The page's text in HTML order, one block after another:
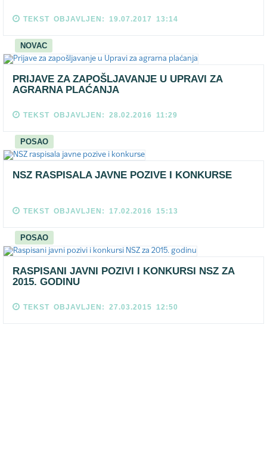
TEKST OBJAVLJEN: 19.07.2017 13:14
NOVAC
PRIJAVE ZA ZAPOŠLJAVANJE U UPRAVI ZA
AGRARNA PLAĆANJA
TEKST OBJAVLJEN: 28.02.2016 11:29
POSAO
NSZ RASPISALA JAVNE POZIVE I KONKURSE
TEKST OBJAVLJEN: 17.02.2016 15:13
POSAO
RASPISANI JAVNI POZIVI I KONKURSI NSZ ZA
2015. GODINU
TEKST OBJAVLJEN: 27.03.2015 12:50